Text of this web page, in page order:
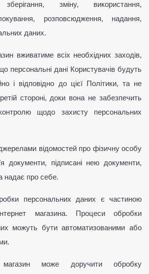
зберігання, зміну, використання,
розповсюдження, надання,
даних.
вживатиме всіх необхідних заходів,
персональні дані Користувачів будуть
і відповідно до цієї Політики, та не
стороні, доки вона не забезпечить
щодо захисту персональних
відомостей про фізичну особу
документи, підписані нею документи,
надає про себе.
персональних даних є частиною
магазина. Процеси обробки
можуть бути автоматизованими або
може доручити обробку